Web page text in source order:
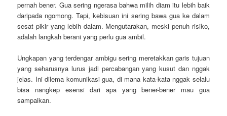
pernah bener. Gua sering ngerasa bahwa milih diam itu lebih baik
daripada ngomong. Tapi, kebisuan ini sering bawa gua ke dalam
sesat pikir yang lebih dalam. Mengutarakan, meski penuh risiko,
adalah langkah berani yang perlu gua ambil.
Ungkapan yang terdengar ambigu sering meretakkan garis tujuan
yang seharusnya lurus jadi percabangan yang kusut dan nggak
jelas. Ini dilema komunikasi gua, di mana kata-kata nggak selalu
bisa nangkep esensi dari apa yang bener-bener mau gua
sampaikan.